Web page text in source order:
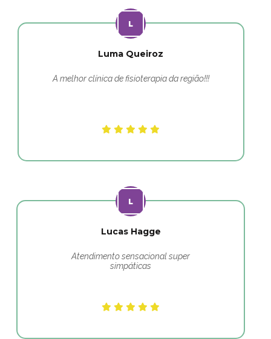
Luma Queiroz
A melhor clínica de fisioterapia da região!!!
Lucas Hagge
Atendimento sensacional super
simpáticas